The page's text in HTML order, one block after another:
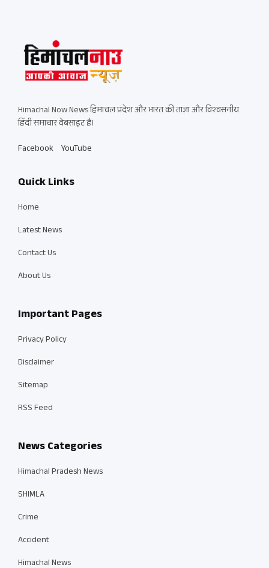
Himachal Now News हिमाचल प्रदेश और भारत की ताज़ा और विश्वसनीय
हिंदी समाचार वेबसाइट है।
Facebook YouTube
Quick Links
Home
Latest News
Contact Us
About Us
Important Pages
Privacy Policy
Disclaimer
Sitemap
RSS Feed
News Categories
Himachal Pradesh News
SHIMLA
Crime
Accident
Himachal News